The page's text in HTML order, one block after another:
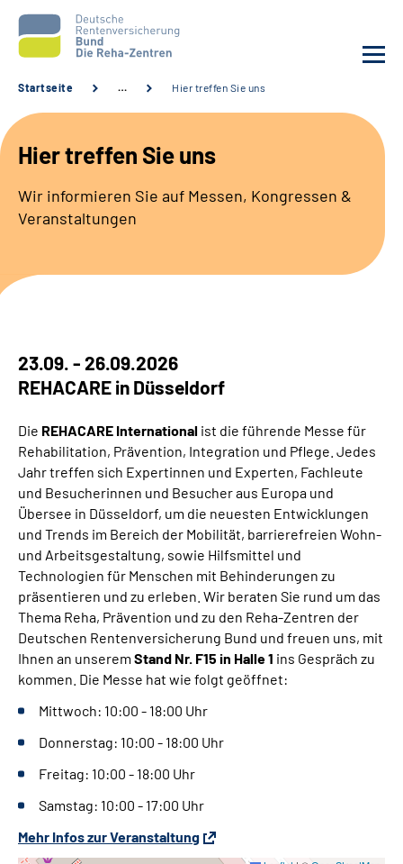
Aktuelles
Unsere Kliniken
Reha von A bis Z
Erweiterte Suche
Leichte Sprache
Startseite … Hier treffen Sie uns
Hier treffen Sie uns
Wir informieren Sie auf Messen, Kongressen &
Veranstaltungen
23.09. - 26.09.2026
REHACARE in Düsseldorf
Die REHACARE International ist die führende Messe für
Rehabilitation, Prävention, Integration und Pflege. Jedes
Jahr treffen sich Expertinnen und Experten, Fachleute
und Besucherinnen und Besucher aus Europa und
Übersee in Düsseldorf, um die neuesten Entwicklungen
und Trends im Bereich der Mobilität, barrierefreien Wohn-
und Arbeitsgestaltung, sowie Hilfsmittel und
Technologien für Menschen mit Behinderungen zu
präsentieren und zu erleben. Wir beraten Sie rund um das
Thema Reha, Prävention und zu den Reha-Zentren der
Deutschen Rentenversicherung Bund und freuen uns, mit
Ihnen an unserem Stand Nr. F15 in Halle 1 ins Gespräch zu
kommen. Die Messe hat wie folgt geöffnet:
Mittwoch: 10:00 - 18:00 Uhr
Donnerstag: 10:00 - 18:00 Uhr
Freitag: 10:00 - 18:00 Uhr
Samstag: 10:00 - 17:00 Uhr
Mehr Infos zur Veranstaltung